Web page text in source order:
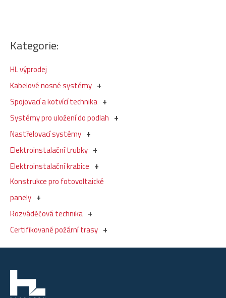
Kategorie:
HL výprodej
Kabelové nosné systémy
Spojovací a kotvící technika
Systémy pro uložení do podlah
Nastřelovací systémy
Elektroinstalační trubky
Elektroinstalační krabice
Konstrukce pro fotovoltaické
panely
Rozváděčová technika
Certifikované požární trasy